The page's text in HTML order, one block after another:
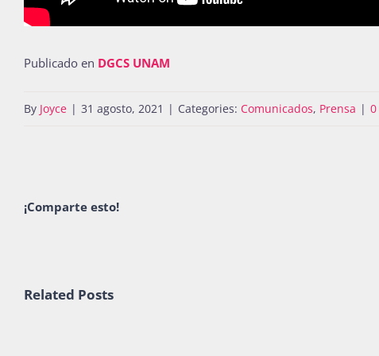
Publicado en DGCS UNAM
By Joyce | 31 agosto, 2021 | Categories: Comunicados, Prensa |
¡Comparte esto!
Related Posts